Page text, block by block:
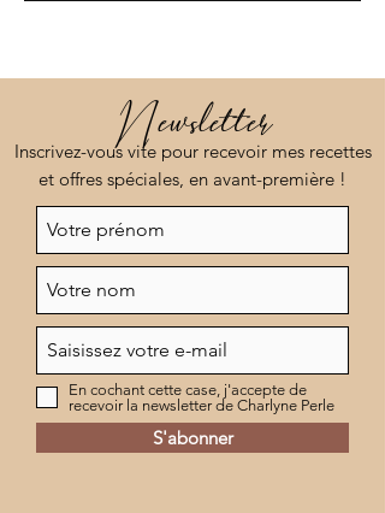
Newsletter
Inscrivez-vous vite pour recevoir mes recettes
et offres spéciales, en avant-première !
En cochant cette case, j'accepte de
recevoir la newsletter de Charlyne Perle
S'abonner